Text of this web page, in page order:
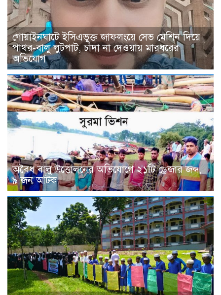
গোয়াইনঘাটে ইসিএভুক্ত জাফলংয়ে সেভ মেশিন দিয়ে
পাথর-বালু লুটপাট, চাঁদা না দেওয়ায় মারধরের
অভিযোগ
অবৈধ বালু উত্তোলনের অভিযোগে ২১টি ড্রেজার জব্দ,
৯ জন আটক